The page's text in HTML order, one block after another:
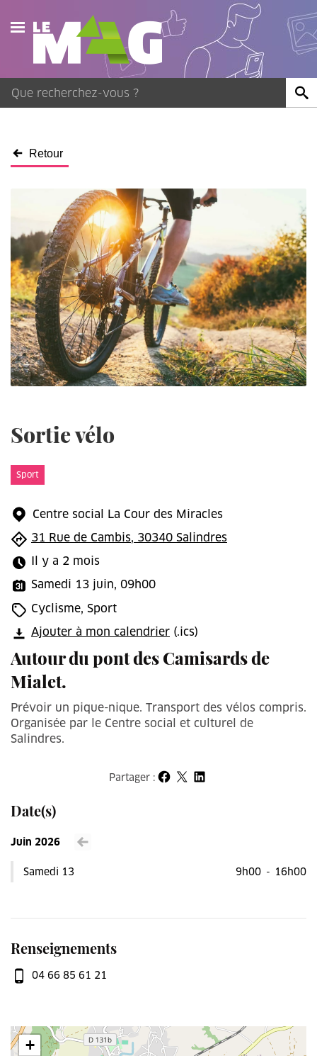
Actualités
Agenda
Contact
Retour
Date(s)
Voir le mois précédent
Juin 2026
Samedi 13 9h00 - 16h00
Renseignements
04 66 85 61 21
+
Sortie vélo
Sport
Centre social La Cour des Miracles
31 Rue de Cambis, 30340 Salindres
Il y a 2 mois
Samedi 13 juin, 09h00
Cyclisme, Sport
Ajouter à mon calendrier (.ics)
Autour du pont des Camisards de
Mialet.
Prévoir un pique-nique. Transport des vélos compris.
Organisée par le Centre social et culturel de
Salindres.
Partager :Partager sur Facebook
Partager sur X
Partager sur LinkedIn